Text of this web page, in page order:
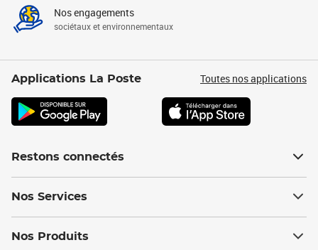
Nos engagements
sociétaux et environnementaux
Applications La Poste Toutes nos applications
Restons connectés
Nos Services
Nos Produits